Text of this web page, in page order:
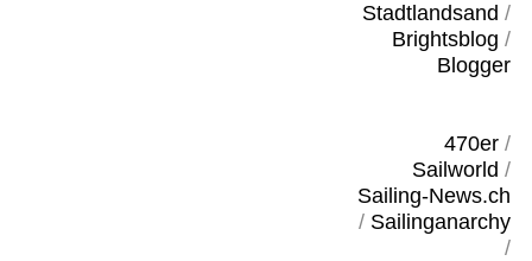
Stadtlandsand /
Brightsblog /
Blogger
470er/
Sailworld /
Sailing-News.ch
/ Sailinganarchy
/